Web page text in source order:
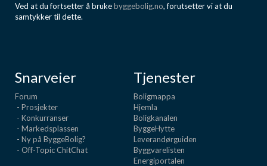
Ved at du fortsetter å brukebyggebolig.no, forutsetter vi at du
samtykker til dette.
Snarveier
Forum
- Prosjekter
- Konkurranser
- Markedsplassen
- Ny på ByggeBolig?
- Off-Topic ChitChat
Tjenester
Boligmappa
Hjemla
Boligkanalen
ByggeHytte
Leverandørguiden
Byggvarelisten
Energiportalen